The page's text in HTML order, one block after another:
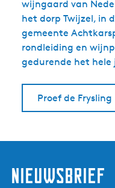
wijngaard van
het dorp Twijzel, in
gemeente
rondleiding en
gedurende het
Proef de Frysling
nieuwsbrief